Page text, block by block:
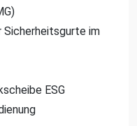
Sicherheitsgurte im
ESG